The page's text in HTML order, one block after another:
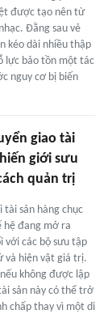
được tạo nên từ
Đằng sau vẻ
kéo dài nhiều thập
lực bảo tồn một tác
nguy cơ bị biến
giao tài
giới sưu
quản trị
tài sản hàng chục
hệ đang mở ra
với các bộ sưu tập
và hiện vật giá trị.
không được lập
sản này có thể trở
chấp thay vì một di